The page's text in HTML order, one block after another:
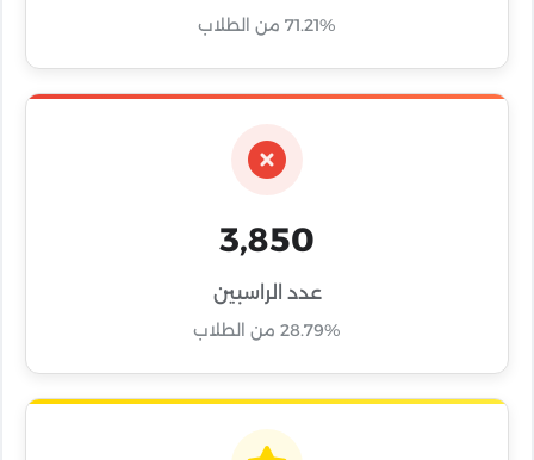
71.21% من الطلاب
3,850
عدد الراسبين
28.79% من الطلاب